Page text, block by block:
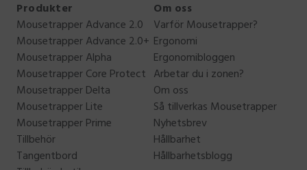
Produkter
Mousetrapper Advance 2.0
Mousetrapper Advance 2.0+
Mousetrapper Alpha
Mousetrapper Core Protect
Mousetrapper Delta
Mousetrapper Lite
Mousetrapper Prime
Tillbehör
Tangentbord
Om oss
Varför Mousetrapper?
Ergonomi
Ergonomibloggen
Arbetar du i zonen?
Om oss
Så tillverkas Mousetrapper
Nyhetsbrev
Hållbarhet
Hållbarhetsblogg